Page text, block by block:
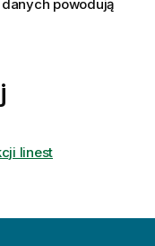
powodują
linest